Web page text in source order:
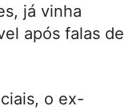
já vinha
após falas de
o ex-